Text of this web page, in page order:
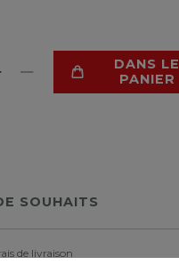
DANS LE
PANIER
SOUHAITS
de livraison